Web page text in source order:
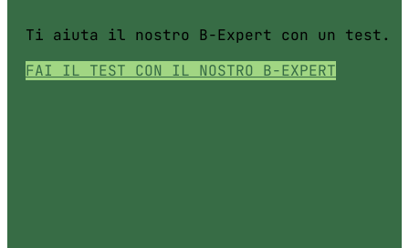
Ti aiuta il nostro B-Expert con un test.
FAI IL TEST CON IL NOSTRO B-EXPERT